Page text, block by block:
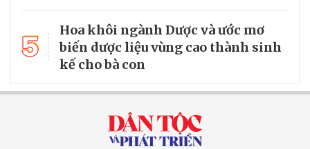
5
Hoa khôi ngành Dược và ước mơ
biến dược liệu vùng cao thành sinh
kế cho bà con